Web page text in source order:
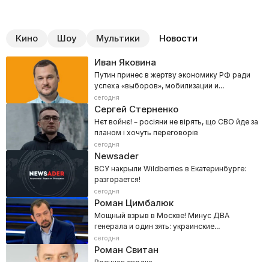
Кино Шоу Мультики Новости
Иван Яковина
Путин принес в жертву экономику РФ ради
успеха «выборов», мобилизации и
наступления на Донбасс
сегодня
Сергей Стерненко
Нєт войнє! – росіяни не вірять, що СВО йде за
планом і хочуть переговорів
сегодня
Newsader
ВСУ накрыли Wildberries в Екатеринбурге:
разгорается!
сегодня
Роман Цимбалюк
Мощный взрыв в Москве! Минус ДВА
генерала и один зять: украинские
спецслужбы рвут столицу РФ
сегодня
Роман Свитан